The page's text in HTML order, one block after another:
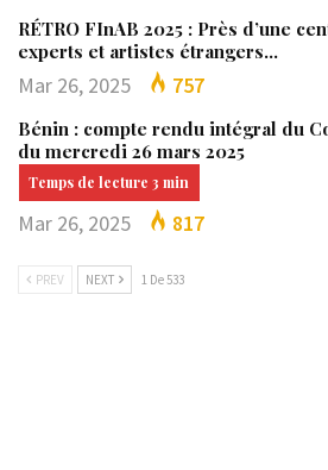
RÉTRO FInAB 2025 : Près d’une
experts et artistes étrangers…
Mar 26, 2025 757
Bénin : compte rendu intégral du
du mercredi 26 mars 2025
Mar 26, 2025 817
PREV NEXT 1 De 533